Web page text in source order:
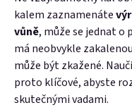
kalem zaznamenáte
vůně, může se jednat o
má neobvykle
může být zkažené.
proto klíčové, abyste
skutečnými vadami.